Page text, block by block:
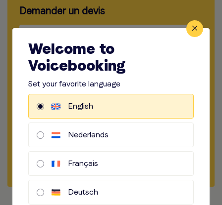
Demander un devis
Choisir La Durée
​​​
Lieu d'enregistrement
​​​
Manière d'enregistrer
​​​
Options audio
​​​
Démarrer la Commande
Welcome to
Voicebooking
Set your favorite language
English
Nederlands
Français
Deutsch